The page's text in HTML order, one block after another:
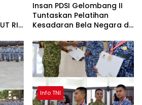
RI
Insan PDSI Gelombang II
Tuntaskan Pelatihan
Kesadaran Bela Negara di
Info TNI